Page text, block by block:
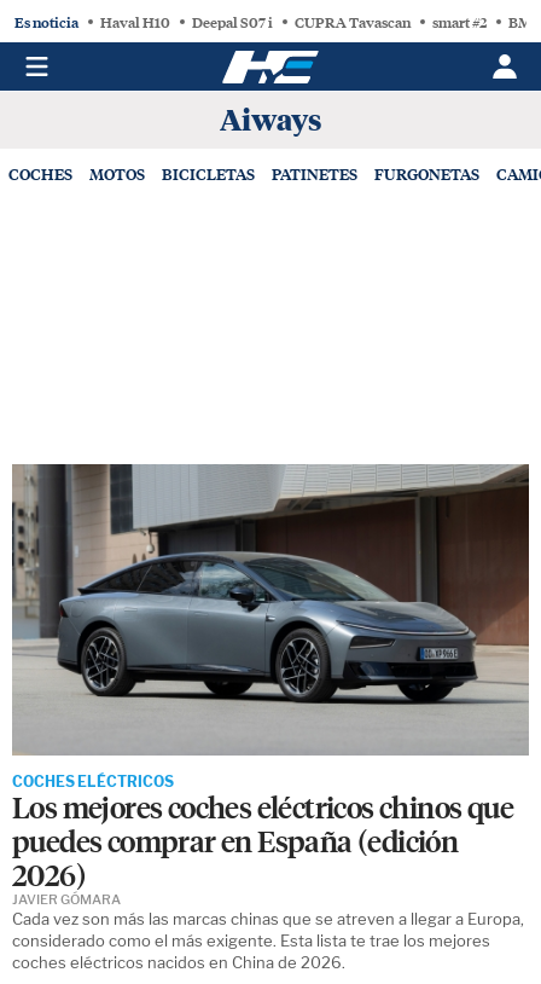
Es noticia Haval H10 Deepal S07 i CUPRA Tavascan smart #2
Aiways
COCHES MOTOS BICICLETAS PATINETES FURGONETAS
COCHES ELÉCTRICOS
Los mejores coches eléctricos chinos que
puedes comprar en España (edición
2026)
Cada vez son más las marcas chinas que se atreven a llegar a Europa,
considerado como el más exigente. Esta lista te trae los mejores
coches eléctricos nacidos en China de 2026.
JAVIER GÓMARA